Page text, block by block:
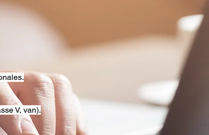
V, van).